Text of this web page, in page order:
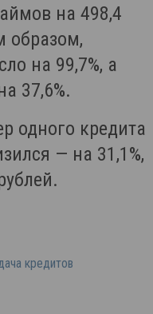
на 498,4
образом,
на 99,7%, а
37,6%.
одного кредита
— на 31,1%,
кредитов